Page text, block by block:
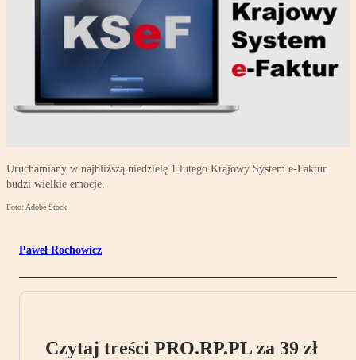
Uruchamiany w najbliższą niedzielę 1 lutego Krajowy System e-Faktur
budzi wielkie emocje.
Foto: Adobe Stock
Paweł Rochowicz
Czytaj treści PRO.RP.PL za 39 zł